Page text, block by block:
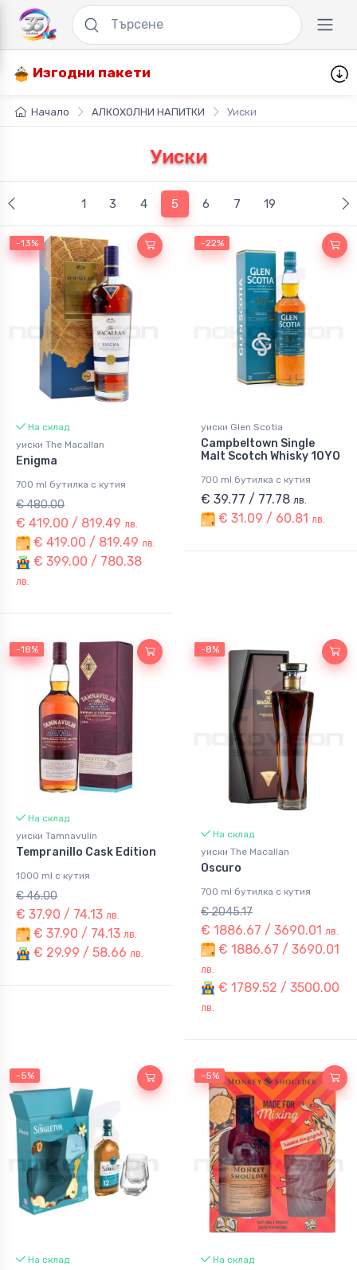
Изгодни пакети
Начало АЛКОХОЛНИ НАПИТКИ Уиски
Уиски
1 3 4 5 (current)
6 7 19
-13%
-13%
На склад
уиски The Macallan
Enigma
700 ml бутилка с кутия
€ 480.00
€ 419.00 / 819.49 лв.
€ 419.00 / 819.49 лв.
€ 399.00 / 780.38
лв.
-22%
уиски Glen Scotia
Campbeltown Single
Malt Scotch Whisky 10YO
700 ml бутилка с кутия
€ 39.77 / 77.78 лв.
€ 31.09 / 60.81 лв.
-18%
-18%
На склад
уиски Tamnavulin
Tempranillo Cask Edition
1000 ml с кутия
€ 46.00
€ 37.90 / 74.13 лв.
€ 37.90 / 74.13 лв.
€ 29.99 / 58.66 лв.
-8%
-8%
На склад
уиски The Macallan
Oscuro
700 ml бутилка с кутия
€ 2045.17
€ 1886.67 / 3690.01 лв.
€ 1886.67 / 3690.01
лв.
€ 1789.52 / 3500.00
лв.
-5%
На склад
-5%
На склад